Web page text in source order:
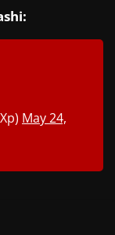
May 24,